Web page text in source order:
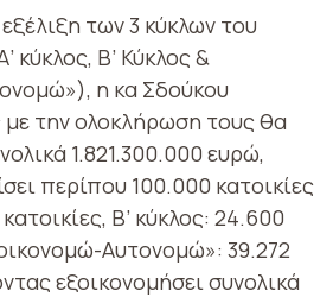
των 3 κύκλων του
κύκλος, Β’ Κύκλος &
η κα Σδούκου
την ολοκλήρωση τους θα
1.821.300.000 ευρώ,
περίπου 100.000 κατοικίες
Β’ κύκλος: 24.600
Αυτονομώ»: 39.272
εξοικονομήσει συνολικά